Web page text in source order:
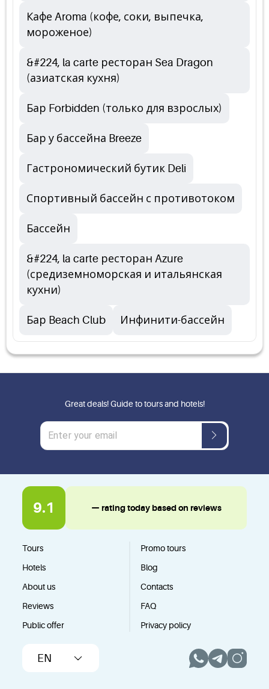
Кафе Aroma (кофе, соки, выпечка,
мороженое)
&#224, la carte ресторан Sea Dragon
(азиатская кухня)
Бар Forbidden (только для взрослых)
Бар у бассейна Breeze
Гастрономический бутик Deli
Спортивный бассейн с противотоком
Бассейн
&#224, la carte ресторан Azure
(средиземноморская и итальянская
кухни)
Бар Beach Club Инфинити-бассейн
9.1 — rating today based on reviews
Tours
Promo tours
Hotels
Blog
About us
Contacts
Reviews
FAQ
Public offer
Privacy policy
EN
Great deals! Guide to tours and hotels!